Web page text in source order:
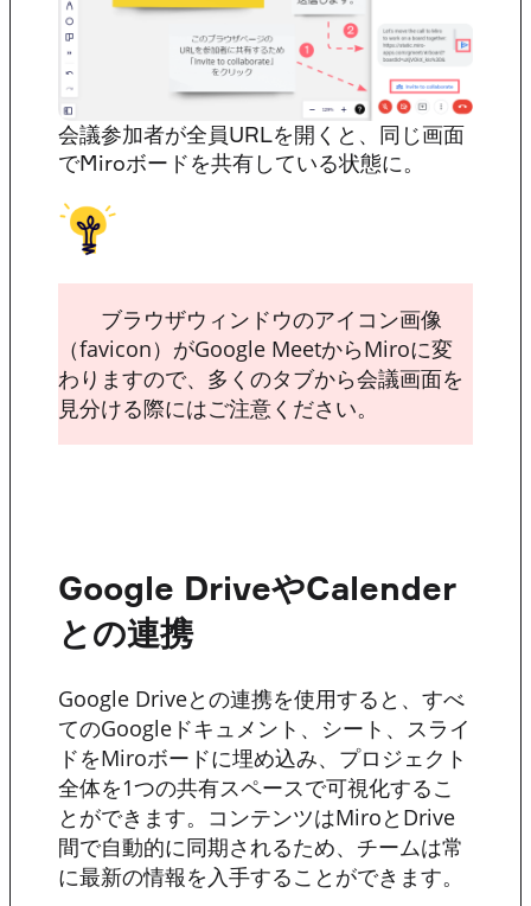
会議参加者が全員URLを開くと、同じ画面
でMiroボードを共有している状態に。
ブラウザウィンドウのアイコン画像
（favicon）がGoogle MeetからMiroに変
わりますので、多くのタブから会議画面を
見分ける際にはご注意ください。
Google DriveやCalender
との連携
Google Driveとの連携を使用すると、すべ
てのGoogleドキュメント、シート、スライ
ドをMiroボードに埋め込み、プロジェクト
全体を1つの共有スペースで可視化するこ
とができます。コンテンツはMiroとDrive
間で自動的に同期されるため、チームは常
に最新の情報を入手することができます。